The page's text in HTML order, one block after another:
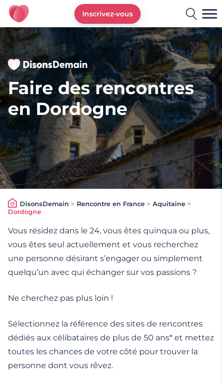
DisonsDemain.fr - Site de rencontres plus de 50 ans
Inscrivez-vous
Faire des rencontres
en Dordogne
DisonsDemain > Rencontre en France > Aquitaine >
Dordogne
Vous résidez dans le 24, vous êtes quinqua ou plus,
vous êtes seul actuellement et vous recherchez
une personne désirant s’engager ou simplement
quelqu’un avec qui échanger sur vos passions ?
Ne cherchez pas plus loin !
Sélectionnez la référence des sites de rencontres
dédiés aux célibataires de plus de 50 ans* et mettez
toutes les chances de votre côté pour trouver la
personne dont vous rêvez.